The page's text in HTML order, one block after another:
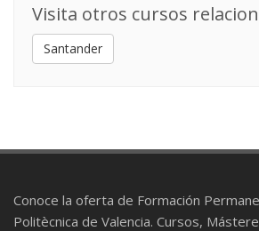
Visita otros cursos
Santander
Conoce la oferta de Formación
Politècnica de Valencia. Cursos,